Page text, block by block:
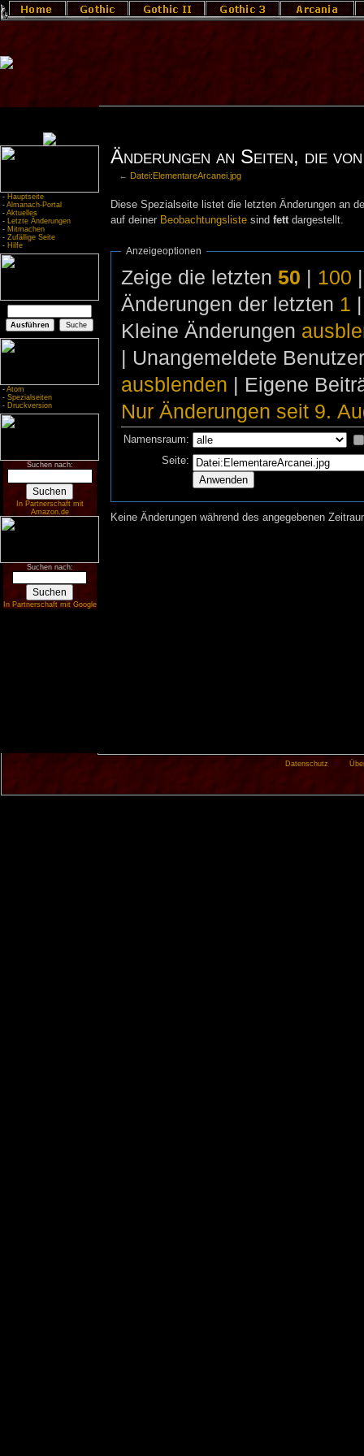
- Hauptseite
- Almanach-Portal
- Aktuelles
- Letzte Änderungen
- Mitmachen
- Zufällige Seite
- Hilfe
- Atom
- Spezialseiten
- Druckversion
Suchen nach:
In Partnerschaft mit
Amazon.de
Suchen nach:
In Partnerschaft mit Google
Änderungen an Seiten, die
← Datei:ElementareArcanei.jpg
Diese Spezialseite listet die letzten Änderungen an
auf deiner Beobachtungslistesind fettdargestellt.
Anzeigeoptionen
Zeige die letzten 50 | 100
Änderungen der letzten 1
Kleine Änderungen
| Unangemeldete
ausblenden | Eigene
Nur Änderungen seit 9.
Namensraum:
Seite:
Keine Änderungen während des angegebenen
Datenschutz